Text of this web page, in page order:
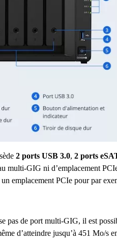
2 ports USB 3.0, 2 ports
multi-GIG ni d’emplacement
emplacement PCIe pour par
pas de port multi-GIG, il est
d’atteindre jusqu’à 451 Mo/s